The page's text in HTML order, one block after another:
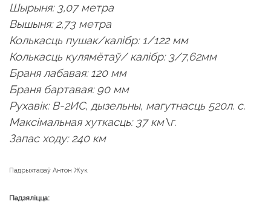
Шырыня: 3,07 метра
Вышыня: 2,73 метра
Колькасць пушак/калібр: 1/122 мм
Колькасць кулямётаў/ калібр: 3/7,62мм
Браня лабавая: 120 мм
Браня бартавая: 90 мм
Рухавік: В-2ИС, дызельны, магутнасць 520л. с.
Максімальная хуткасць: 37 км\г.
Запас ходу: 240 км
Падрыхтаваў Антон Жук
Падзяліцца: